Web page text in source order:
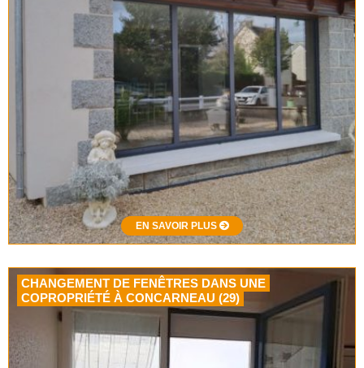
EN SAVOIR PLUS
CHANGEMENT DE FENÊTRES DANS UNE
COPROPRIÉTÉ À CONCARNEAU (29)